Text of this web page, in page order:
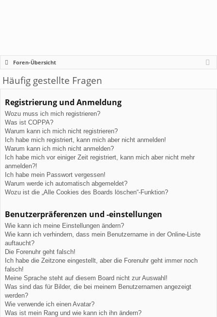
Foren-Übersicht
Häufig gestellte Fragen
Registrierung und Anmeldung
Wozu muss ich mich registrieren?
Was ist COPPA?
Warum kann ich mich nicht registrieren?
Ich habe mich registriert, kann mich aber nicht anmelden!
Warum kann ich mich nicht anmelden?
Ich habe mich vor einiger Zeit registriert, kann mich aber nicht mehr
anmelden?!
Ich habe mein Passwort vergessen!
Warum werde ich automatisch abgemeldet?
Wozu ist die „Alle Cookies des Boards löschen“-Funktion?
Benutzerpräferenzen und -einstellungen
Wie kann ich meine Einstellungen ändern?
Wie kann ich verhindern, dass mein Benutzername in der Online-Liste
auftaucht?
Die Forenuhr geht falsch!
Ich habe die Zeitzone eingestellt, aber die Forenuhr geht immer noch
falsch!
Meine Sprache steht auf diesem Board nicht zur Auswahl!
Was sind das für Bilder, die bei meinem Benutzernamen angezeigt
werden?
Wie verwende ich einen Avatar?
Was ist mein Rang und wie kann ich ihn ändern?